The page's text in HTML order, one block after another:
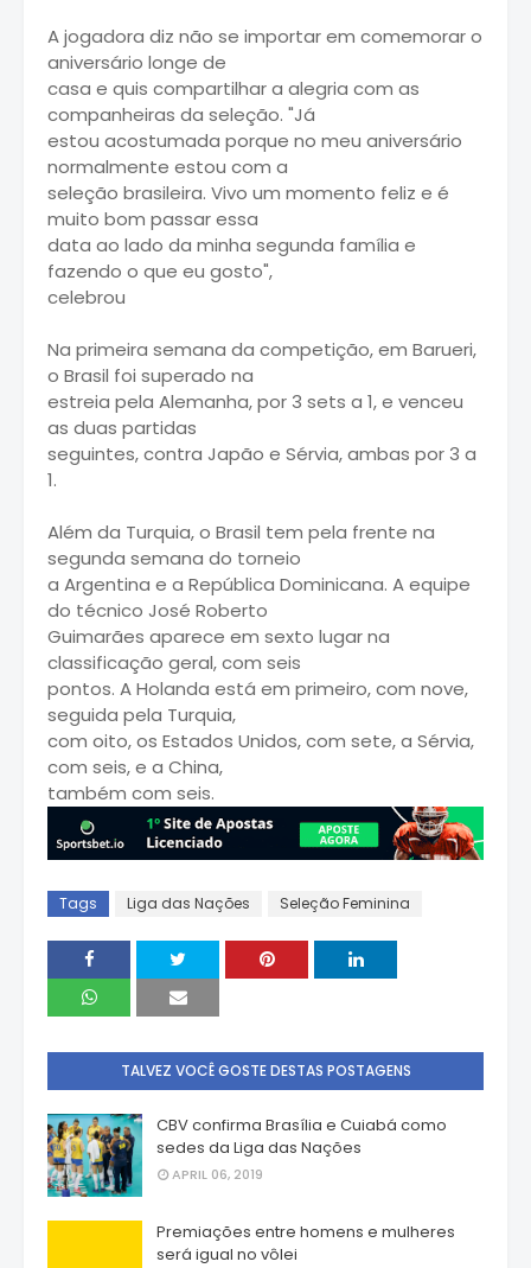
A jogadora diz não se importar em comemorar o
aniversário longe de
casa e quis compartilhar a alegria com as
companheiras da seleção. "Já
estou acostumada porque no meu aniversário
normalmente estou com a
seleção brasileira. Vivo um momento feliz e é
muito bom passar essa
data ao lado da minha segunda família e
fazendo o que eu gosto",
celebrou
Na primeira semana da competição, em Barueri,
o Brasil foi superado na
estreia pela Alemanha, por 3 sets a 1, e venceu
as duas partidas
seguintes, contra Japão e Sérvia, ambas por 3 a
1.
Além da Turquia, o Brasil tem pela frente na
segunda semana do torneio
a Argentina e a República Dominicana. A equipe
do técnico José Roberto
Guimarães aparece em sexto lugar na
classificação geral, com seis
pontos. A Holanda está em primeiro, com nove,
seguida pela Turquia,
com oito, os Estados Unidos, com sete, a Sérvia,
com seis, e a China,
também com seis.
Tags Liga das Nações Seleção Feminina
TALVEZ VOCÊ GOSTE DESTAS POSTAGENS
CBV confirma Brasília e Cuiabá como
sedes da Liga das Nações
APRIL 06, 2019
Premiações entre homens e mulheres
será igual no vôlei